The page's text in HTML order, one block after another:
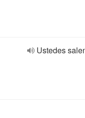
Ustedes